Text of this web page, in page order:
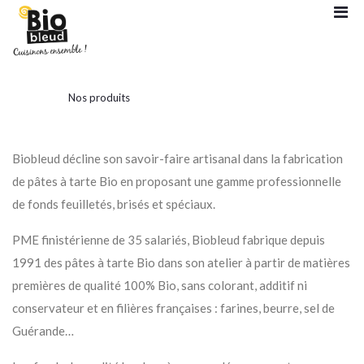
Nos produits
Biobleud décline son savoir-faire artisanal dans la fabrication
de pâtes à tarte Bio en proposant une gamme professionnelle
de fonds feuilletés, brisés et spéciaux.
PME finistérienne de 35 salariés, Biobleud fabrique depuis
1991 des pâtes à tarte Bio dans son atelier à partir de matières
premières de qualité 100% Bio, sans colorant, additif ni
conservateur et en filières françaises : farines, beurre, sel de
Guérande…